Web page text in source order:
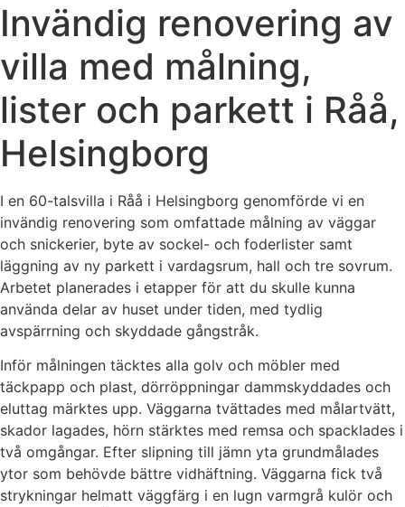
Invändig renovering av
villa med målning,
lister och parkett i Råå,
Helsingborg
I en 60-talsvilla i Råå i Helsingborg genomförde vi en
invändig renovering som omfattade målning av väggar
och snickerier, byte av sockel- och foderlister samt
läggning av ny parkett i vardagsrum, hall och tre sovrum.
Arbetet planerades i etapper för att du skulle kunna
använda delar av huset under tiden, med tydlig
avspärrning och skyddade gångstråk.
Inför målningen täcktes alla golv och möbler med
täckpapp och plast, dörröppningar dammskyddades och
eluttag märktes upp. Väggarna tvättades med målartvätt,
skador lagades, hörn stärktes med remsa och spacklades i
två omgångar. Efter slipning till jämn yta grundmålades
ytor som behövde bättre vidhäftning. Väggarna fick två
strykningar helmatt väggfärg i en lugn varmgrå kulör och